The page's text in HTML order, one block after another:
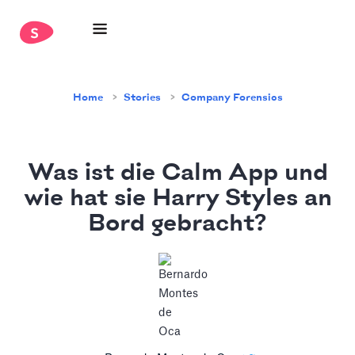
Home Stories Company Forensics
Was ist die Calm App und
wie hat sie Harry Styles an
Bord gebracht?